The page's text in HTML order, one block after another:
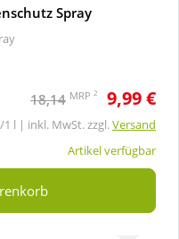
Spray
18,14 MRP 2 9,99 €
1 l | inkl. MwSt. zzgl.Versand
Artikel verfügbar